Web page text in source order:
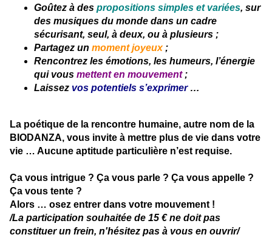
Goûtez à des propositions simples et variées, sur
des musiques du monde dans un cadre
sécurisant, seul, à deux, ou à plusieurs ;
Partagez un moment joyeux;
Rencontrez les émotions, les humeurs, l’énergie
qui vous mettent en mouvement;
Laissez vos potentiels s’exprimer …
La poétique de la rencontre humaine, autre nom de la
BIODANZA, vous invite à mettre plus de vie dans votre
vie … Aucune aptitude particulière n’est requise.
Ça vous intrigue ? Ça vous parle ? Ça vous appelle ?
Ça vous tente ?
Alors … osez entrer dans votre mouvement !
/La participation souhaitée de 15 € ne doit pas
constituer un frein, n'hésitez pas à vous en ouvrir/